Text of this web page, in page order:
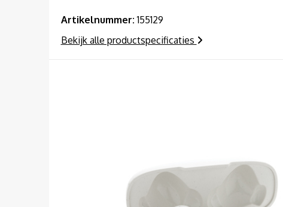
Artikelnummer: 155129
Bekijk alle productspecificaties